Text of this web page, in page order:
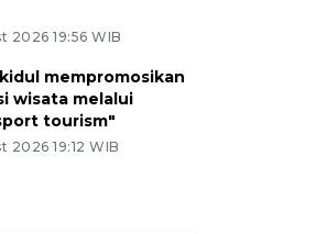
2026 19:56 WIB
mempromosikan
wisata melalui
tourism"
2026 19:12 WIB